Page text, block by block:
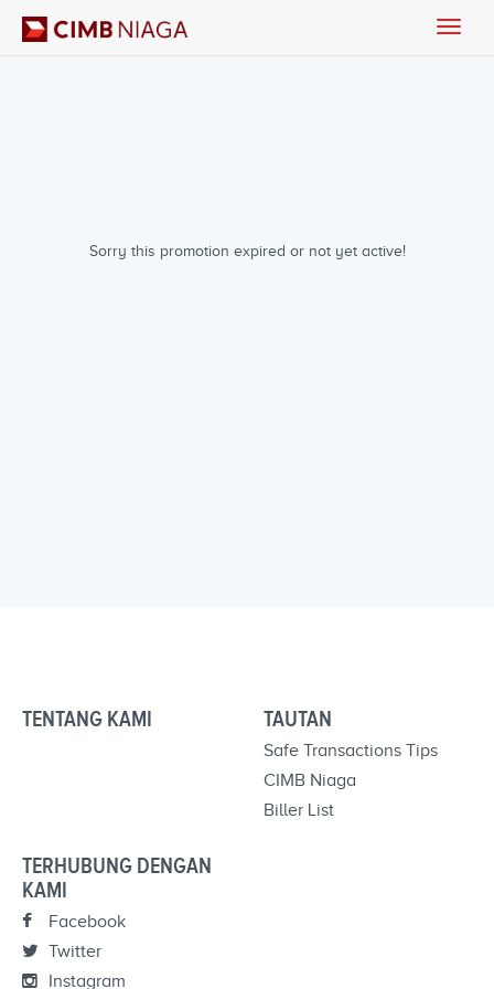
Sorry this promotion expired or not yet active!
Toggle
TENTANG KAMI TAUTAN
Safe Transactions Tips
CIMB Niaga
Biller List
TERHUBUNG DENGAN
KAMI
Facebook
Twitter
Instagram